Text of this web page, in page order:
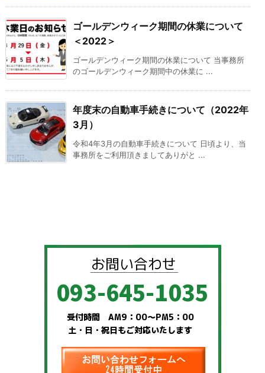
ゴールデンウィーク期間の休業について
＜2022＞
ゴールデンウィーク期間の休業について 当事務所
のゴールデンウィーク期間中の休業に ...
年度末の自動車手続きについて（2022年
3月）
令和4年3月の自動車手続きについて 日頃より、当
事務所をご利用頂きましてありがと ...